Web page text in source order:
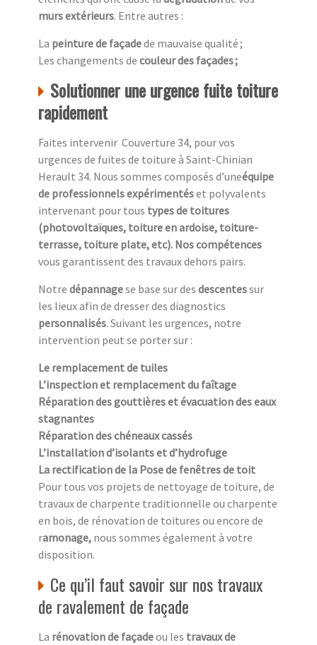
murs extérieurs. Entre autres :
La peinture de façadede mauvaise qualité ;
Les changements de couleur des façades ;
Solutionner une urgence fuite toiture
rapidement
Faites intervenir Couverture 34, pour vos
urgences de fuites de toiture à Saint-Chinian
Herault 34. Nous sommes composés d’uneéquipe
de professionnels expérimentéset polyvalents
intervenant pour tous types de toitures
(photovoltaïques, toiture en ardoise, toiture-
terrasse, toiture plate, etc). Nos compétences
vous garantissent des travaux dehors pairs.
Notre dépannagese base sur des descentessur
les lieux afin de dresser des diagnostics
personnalisés. Suivant les urgences, notre
intervention peut se porter sur :
Le remplacement de tuiles
L’inspection et remplacement du faîtage
Réparation des gouttières et évacuation des eaux
stagnantes
Réparation des chéneaux cassés
L’installation d’isolants et d’hydrofuge
La rectification de la Pose de fenêtres de toit
Pour tous vos projets de nettoyage de toiture, de
travaux de charpente traditionnelle ou charpente
en bois, de rénovation de toitures ou encore de
ramonage, nous sommes également à votre
disposition.
Ce qu’il faut savoir sur nos travaux
de ravalement de façade
La rénovation de façadeou les travaux de